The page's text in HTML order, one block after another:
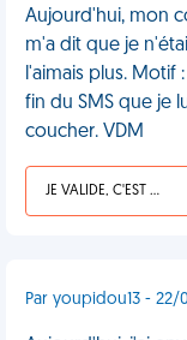
Aujourd'hui, mon
m'a dit que je
l'aimais plus. Motif
fin du SMS que je
coucher. VDM
JE VALIDE, C'EST UNE VDM
Par youpidou13 - 22/